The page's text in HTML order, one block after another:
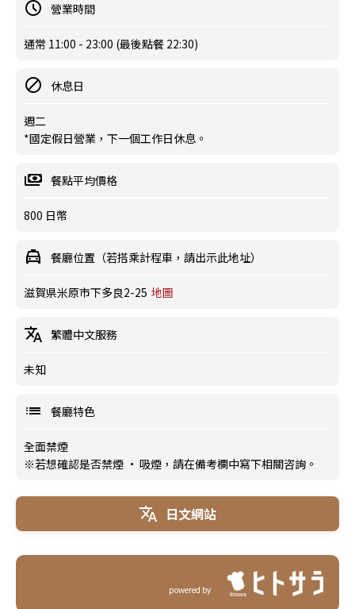
營業時間
通常 11:00 - 23:00 (最後點餐 22:30)
休息日
週二
*國定假日營業，下一個工作日休息。
餐點平均價格
800 日幣
餐廳位置（若搭乘計程車，請出示此地址）
滋賀県米原市下多良2-25 地圖
繁體中文服務
未知
餐廳特色
全面禁煙
※若想確認是否禁煙 · 吸煙，請在備考欄中寫下相關咨詢。
日文網站
powered by